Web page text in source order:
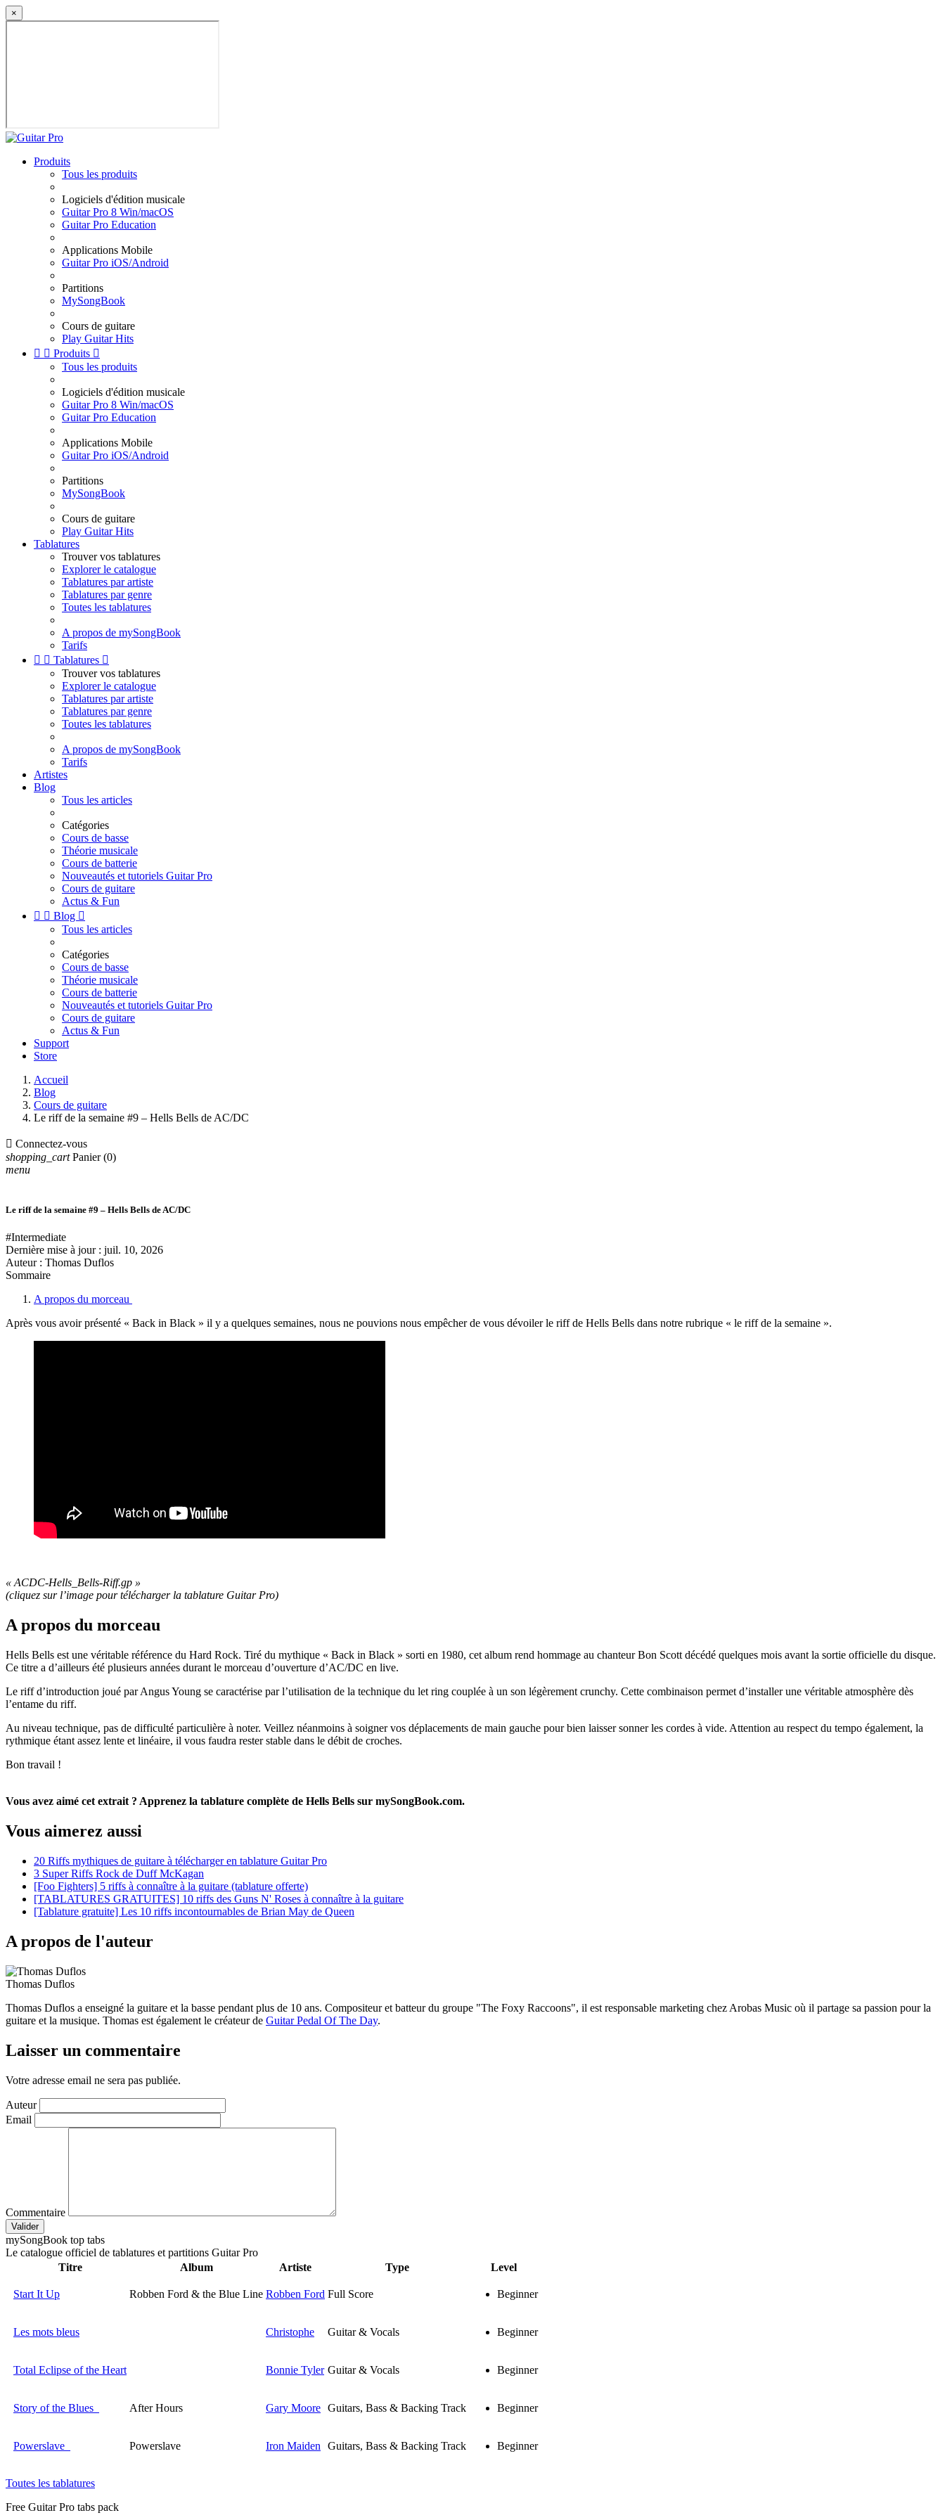
×
Produits
Tous les produits
Logiciels d'édition musicale
Guitar Pro 8 Win/macOS
Guitar Pro Education
Applications Mobile
Guitar Pro iOS/Android
Partitions
MySongBook
Cours de guitare
Play Guitar Hits
  Produits 
Tous les produits
Logiciels d'édition musicale
Guitar Pro 8 Win/macOS
Guitar Pro Education
Applications Mobile
Guitar Pro iOS/Android
Partitions
MySongBook
Cours de guitare
Play Guitar Hits
Tablatures
Trouver vos tablatures
Explorer le catalogue
Tablatures par artiste
Tablatures par genre
Toutes les tablatures
A propos de mySongBook
Tarifs
  Tablatures 
Trouver vos tablatures
Explorer le catalogue
Tablatures par artiste
Tablatures par genre
Toutes les tablatures
A propos de mySongBook
Tarifs
Artistes
Blog
Tous les articles
Catégories
Cours de basse
Théorie musicale
Cours de batterie
Nouveautés et tutoriels Guitar Pro
Cours de guitare
Actus & Fun
  Blog 
Tous les articles
Catégories
Cours de basse
Théorie musicale
Cours de batterie
Nouveautés et tutoriels Guitar Pro
Cours de guitare
Actus & Fun
Support
Store
Accueil
Blog
Cours de guitare
Le riff de la semaine #9 – Hells Bells de AC/DC
 Connectez-vous
shopping_cart Panier (0)
menu
Le riff de la semaine #9 – Hells Bells de AC/DC
#Intermediate
Dernière mise à jour : juil. 10, 2026
Auteur : Thomas Duflos
Sommaire
A propos du morceau
Après vous avoir présenté « Back in Black » il y a quelques semaines, nous ne pouvions nous empêcher de vous dévoiler le riff de Hells Bells dans notre rubrique « le riff de la semaine ».
« ACDC-Hells_Bells-Riff.gp »
(cliquez sur l’image pour télécharger la tablature Guitar Pro)
A propos du morceau
Hells Bells est une véritable référence du Hard Rock. Tiré du mythique « Back in Black » sorti en 1980, cet album rend hommage au chanteur Bon Scott décédé quelques mois avant la sortie officielle du disque.
Ce titre a d’ailleurs été plusieurs années durant le morceau d’ouverture d’AC/DC en live.
Le riff d’introduction joué par Angus Young se caractérise par l’utilisation de la technique du let ring couplée à un son légèrement crunchy. Cette combinaison permet d’installer une véritable atmosphère dès
l’entame du riff.
Au niveau technique, pas de difficulté particulière à noter. Veillez néanmoins à soigner vos déplacements de main gauche pour bien laisser sonner les cordes à vide. Attention au respect du tempo également, la
rythmique étant assez lente et linéaire, il vous faudra rester stable dans le débit de croches.
Bon travail !
Vous avez aimé cet extrait ? Apprenez la tablature complète de Hells Bells sur mySongBook.com.
Vous aimerez aussi
20 Riffs mythiques de guitare à télécharger en tablature Guitar Pro
3 Super Riffs Rock de Duff McKagan
[Foo Fighters] 5 riffs à connaître à la guitare (tablature offerte)
[TABLATURES GRATUITES] 10 riffs des Guns N' Roses à connaître à la guitare
[Tablature gratuite] Les 10 riffs incontournables de Brian May de Queen
A propos de l'auteur
Thomas Duflos
Thomas Duflos a enseigné la guitare et la basse pendant plus de 10 ans. Compositeur et batteur du groupe "The Foxy Raccoons", il est responsable marketing chez Arobas Music où il partage sa passion pour la
guitare et la musique. Thomas est également le créateur de Guitar Pedal Of The Day.
Laisser un commentaire
Votre adresse email ne sera pas publiée.
Auteur
Email
Commentaire
Valider
mySongBook top tabs
Le catalogue officiel de tablatures et partitions Guitar Pro
Titre
Album Artiste Type Level
Start It Up Robben Ford & the Blue Line Robben Ford Full Score Beginner
Les mots bleus Christophe Guitar & Vocals Beginner
Total Eclipse of the Heart Bonnie Tyler Guitar & Vocals Beginner
Story of the Blues After Hours Gary Moore Guitars, Bass & Backing Track Beginner
Powerslave Powerslave Iron Maiden Guitars, Bass & Backing Track Beginner
Toutes les tablatures
Free Guitar Pro tabs pack